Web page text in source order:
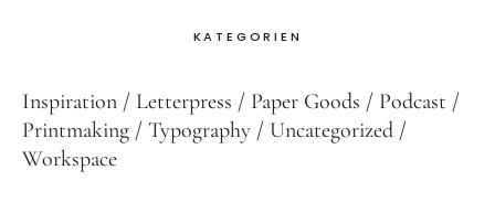
KATEGORIEN
Inspiration Letterpress Paper Goods
Podcast
Printmaking
Typography
Uncategorized
Workspace